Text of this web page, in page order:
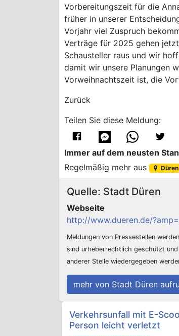
Vorbereitungszeit für die
früher in unserer
Vorjahr viel Zuspruch
Verträge für 2025 gehen
Schausteller raus und wir
damit wir unsere Planungen
Vorweihnachtszeit ist, die
Zurück
Teilen Sie diese Meldung:
Immer auf dem neusten
Regelmäßig mehr aus
Düren
Quelle: Stadt Düren
Webseite
http://www.dueren.de/
Meldungen von Pressestellen
sind urheberrechtlich geschützt
anderer Stelle wiedergegeben
mehr von Stadt Düren
Beitrags-
Verkehrsunfall mit E-
Person leicht verletzt